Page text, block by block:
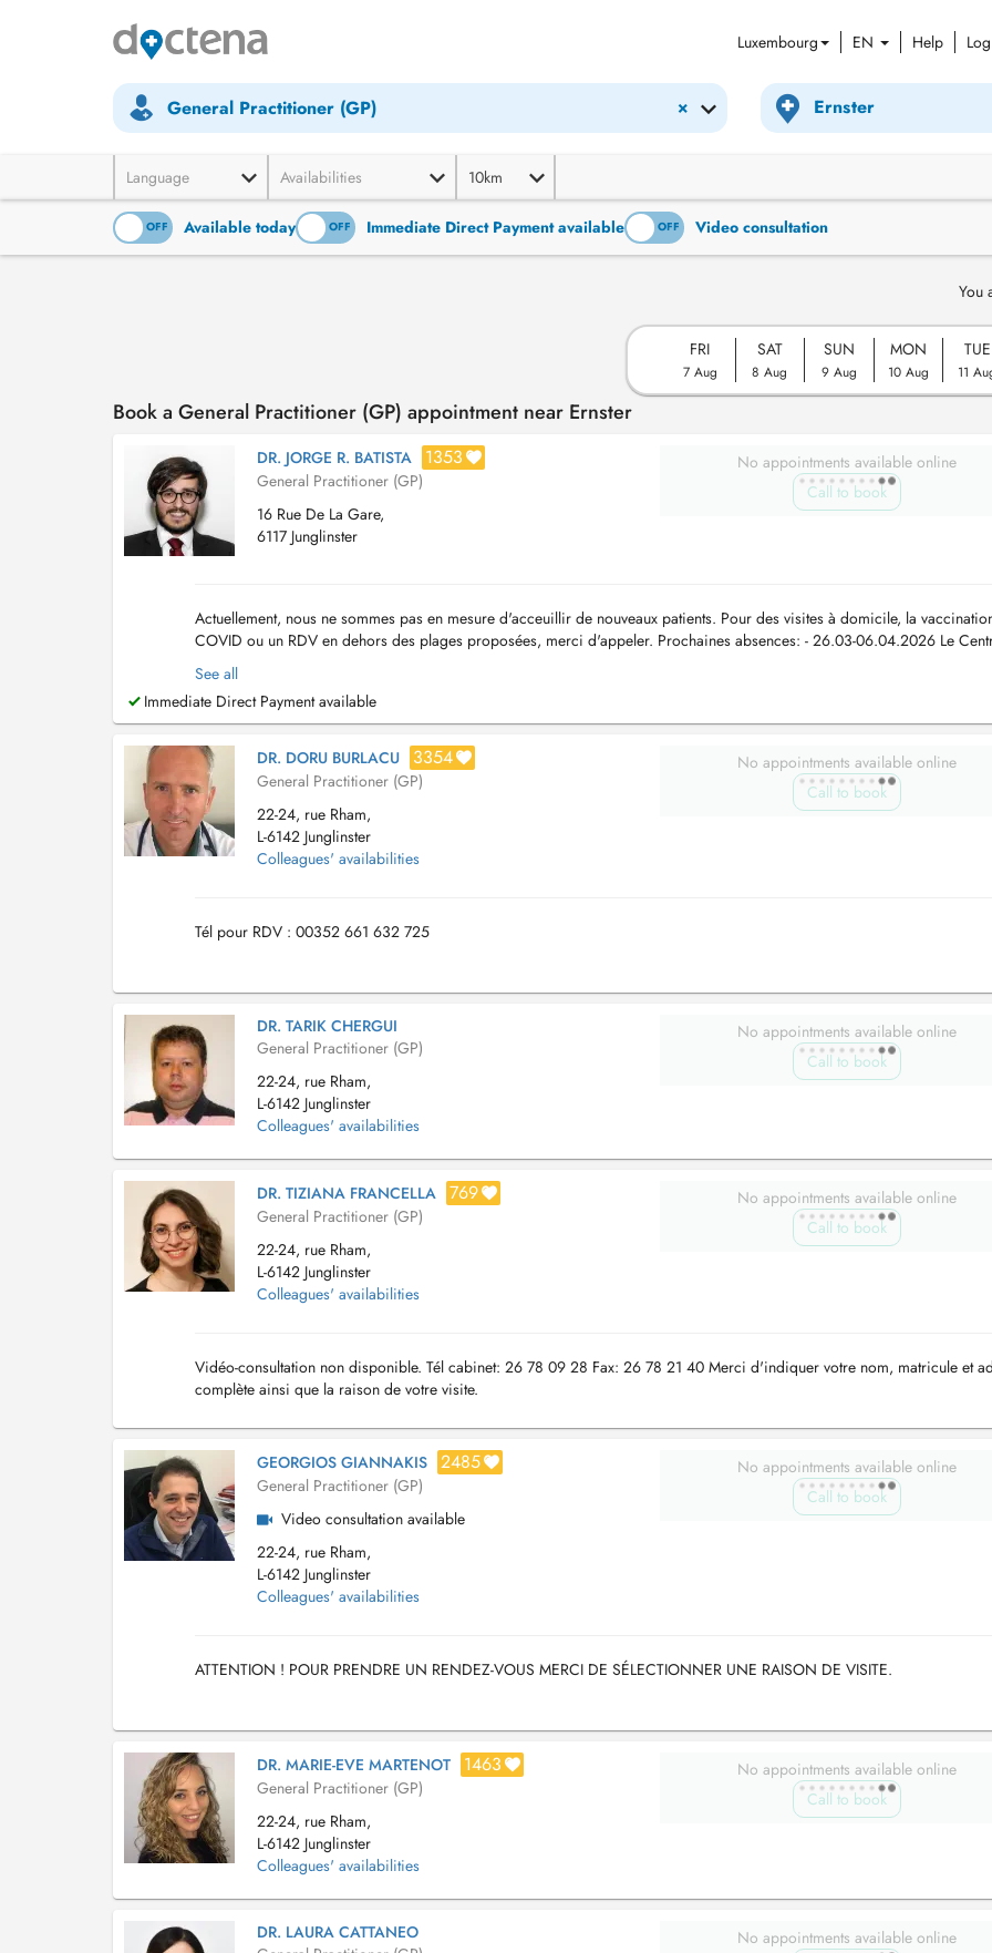
Luxembourg EN Help
×
General Practitioner (GP)
Language Availabilities 10km
OFF Available today
ON OFF Immediate Direct Payment available
ON OFF Video consultation
You
FRI
7 Aug
SAT
8 Aug
SUN
9 Aug
MON
10 Aug
TUE
11
Book a General Practitioner (GP) appointment near Ernster
DR. JORGE R. BATISTA 1353
General Practitioner (GP)
16 Rue De La Gare,
6117 Junglinster
No appointments available online
Call to book
Actuellement, nous ne sommes pas en mesure d'acceuillir de nouveaux patients. Pour des visites à domicile, la
COVID ou un RDV en dehors des plages proposées, merci d'appeler. Prochaines absences: - 26.03-06.04.2026 Le
Médical JongMëtt est au centre du nouveau cœur d...
See all
Immediate Direct Payment available
DR. DORU BURLACU 3354
General Practitioner (GP)
22-24, rue Rham,
L-6142 Junglinster
Colleagues' availabilities
No appointments available online
Call to book
Tél pour RDV : 00352 661 632 725
DR. TARIK CHERGUI
General Practitioner (GP)
22-24, rue Rham,
L-6142 Junglinster
Colleagues' availabilities
No appointments available online
Call to book
DR. TIZIANA FRANCELLA 769
General Practitioner (GP)
22-24, rue Rham,
L-6142 Junglinster
Colleagues' availabilities
No appointments available online
Call to book
Vidéo-consultation non disponible. Tél cabinet: 26 78 09 28 Fax: 26 78 21 40 Merci d'indiquer votre nom, matricule et
complète ainsi que la raison de votre visite.
GEORGIOS GIANNAKIS 2485
General Practitioner (GP)
Video consultation available
22-24, rue Rham,
L-6142 Junglinster
Colleagues' availabilities
No appointments available online
Call to book
ATTENTION ! POUR PRENDRE UN RENDEZ-VOUS MERCI DE SÉLECTIONNER UNE RAISON DE VISITE.
DR. MARIE-EVE MARTENOT 1463
General Practitioner (GP)
22-24, rue Rham,
L-6142 Junglinster
Colleagues' availabilities
No appointments available online
Call to book
DR. LAURA CATTANEO
No appointments available online